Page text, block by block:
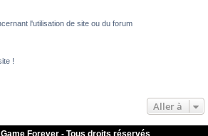
l'utilisation de site ou du forum
!
Aller à